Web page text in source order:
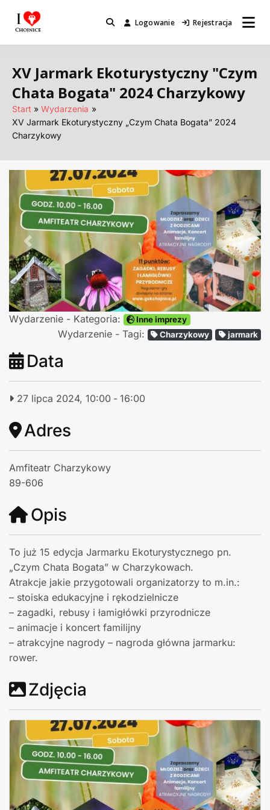
Miejsca które warto odwiedzić.
Logowanie Rejestracja
XV Jarmark Ekoturystyczny "Czym
Chata Bogata" 2024 Charzykowy
Start
Wydarzenia
XV Jarmark Ekoturystyczny „Czym Chata Bogata” 2024
Charzykowy
Poprzednie
Wydarzenie - Kategoria: Inne imprezy
Wydarzenie - Tagi: Charzykowy jarmark
Data
27 lipca 2024, 10:00 - 16:00
Adres
Amfiteatr Charzykowy
89-606
Opis
To już 15 edycja Jarmarku Ekoturystycznego pn.
„Czym Chata Bogata” w Charzykowach.
Atrakcje jakie przygotowali organizatorzy to m.in.:
– stoiska edukacyjne i rękodzielnicze
– zagadki, rebusy i łamigłówki przyrodnicze
– animacje i koncert familijny
– atrakcyjne nagrody – nagroda główna jarmarku:
rower.
Zdjęcia